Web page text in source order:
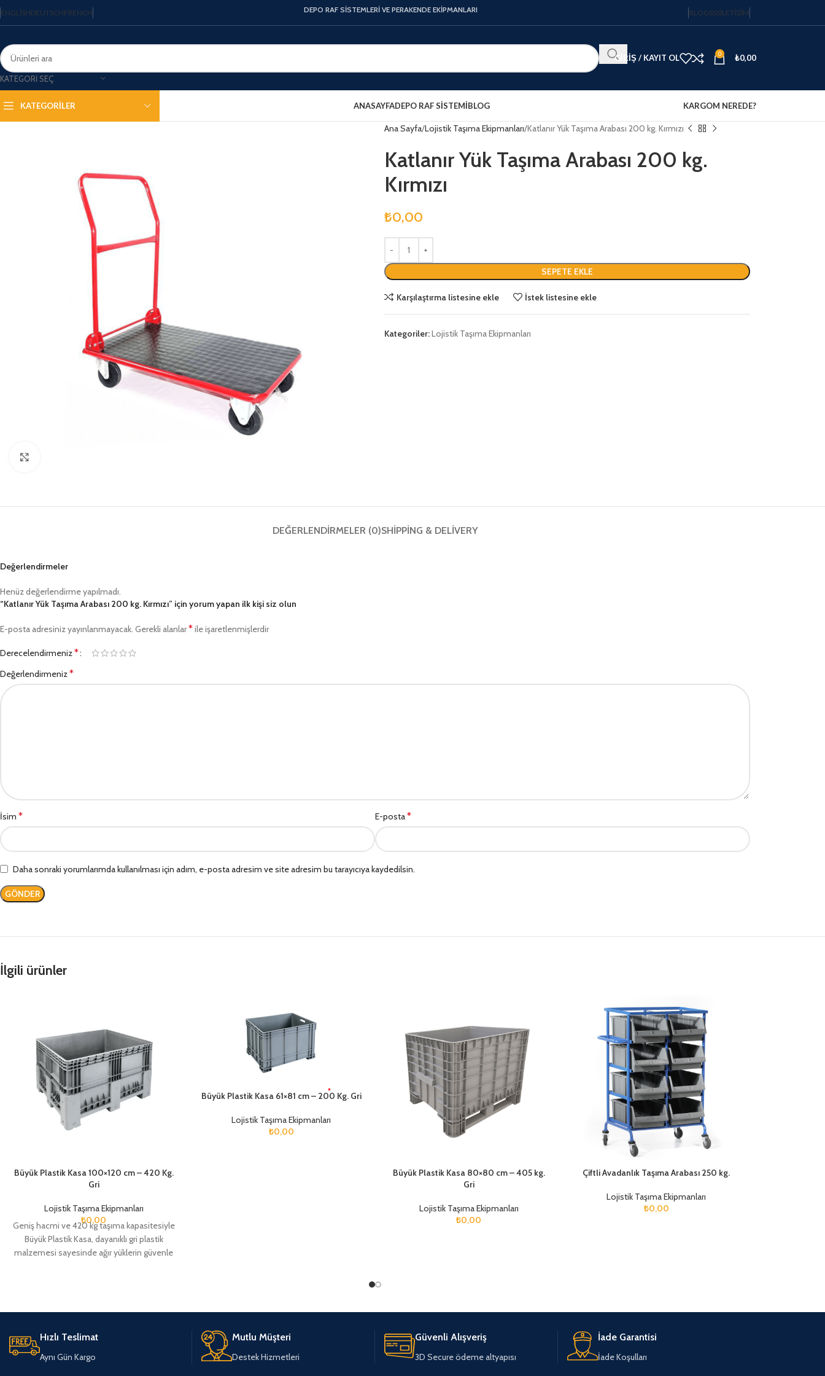
ENGLISHDEUTSCHFRENCH DEPO RAF SİSTEMLERİ VE PERAKENDE EKİPMANLARI BLOGSSSİLETIŞIM
KATEGORI SEÇ
GIRIŞ / KAYIT OL 0 ₺0,00
KATEGORİLER ANASAYFADEPO RAF SISTEMIBLOG KARGOM NEREDE?
Ana Sayfa Lojistik Taşıma Ekipmanları Katlanır Yük Taşıma Arabası 200 kg. Kırmızı
Katlanır Yük Taşıma Arabası 200 kg.
Kırmızı
₺0,00
SEPETE EKLE
Karşılaştırma listesine ekle İstek listesine ekle
Kategoriler:Lojistik Taşıma Ekipmanları
DEĞERLENDIRMELER (0)SHIPPING & DELIVERY
Değerlendirmeler
Henüz değerlendirme yapılmadı.
“Katlanır Yük Taşıma Arabası 200 kg. Kırmızı” için yorum yapan ilk kişi siz olun
E-posta adresiniz yayınlanmayacak. Gerekli alanlar*ile işaretlenmişlerdir
Derecelendirmeniz*
Değerlendirmeniz*
İsim * E-posta*
Daha sonraki yorumlarımda kullanılması için adım, e-posta adresim ve site adresim bu tarayıcıya kaydedilsin.
İlgili ürünler
Büyük Plastik Kasa 100×120 cm – 420 Kg.
Gri
Lojistik Taşıma Ekipmanları
₺0,00
Geniş hacmi ve 420 kg taşıma kapasitesiyle
Büyük Plastik Kasa, dayanıklı gri plastik
malzemesi sayesinde ağır yüklerin güvenle
Büyük Plastik Kasa 61×81 cm – 200 Kg. Gri
Lojistik Taşıma Ekipmanları
₺0,00
Büyük Plastik Kasa 80×80 cm – 405 kg.
Gri
Lojistik Taşıma Ekipmanları
₺0,00
Çiftli Avadanlık Taşıma Arabası 250 kg.
Lojistik Taşıma Ekipmanları
₺0,00
Hızlı Teslimat
Aynı Gün Kargo
Mutlu Müşteri
Destek Hizmetleri
Güvenli Alışveriş
3D Secure ödeme altyapısı
İade Garantisi
İade Koşulları